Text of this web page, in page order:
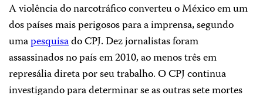
A violência do narcotráfico converteu o México em um
dos países mais perigosos para a imprensa, segundo
umapesquisado CPJ. Dez jornalistas foram
assassinados no país em 2010, ao menos três em
represália direta por seu trabalho. O CPJ continua
investigando para determinar se as outras sete mortes